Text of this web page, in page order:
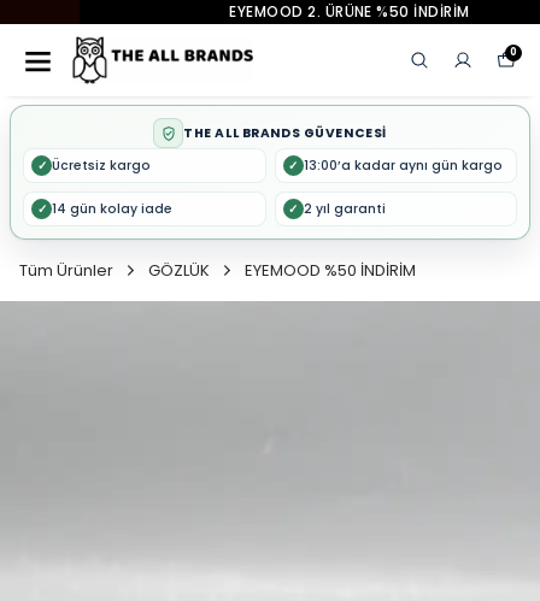
EYEMOOD 2. ÜRÜNE %50 İNDİRİM
0
THE ALL BRANDS GÜVENCESİ
✓ Ücretsiz kargo ✓ 13:00’a kadar aynı gün kargo
✓ 14 gün kolay iade ✓ 2 yıl garanti
Tüm Ürünler GÖZLÜK EYEMOOD %50 İNDİRİM